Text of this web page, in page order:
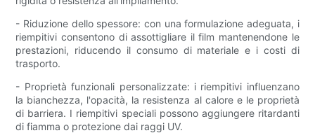
- Riduzione dello spessore: con una formulazione adeguata, i
riempitivi consentono di assottigliare il film mantenendone le
prestazioni, riducendo il consumo di materiale e i costi di
trasporto.
- Proprietà funzionali personalizzate: i riempitivi influenzano
la bianchezza, l'opacità, la resistenza al calore e le proprietà
di barriera. I riempitivi speciali possono aggiungere ritardanti
di fiamma o protezione dai raggi UV.